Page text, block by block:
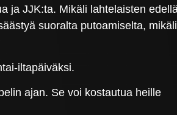
ja JJK:ta. Mikäli lahtelaisten
suoralta putoamiselta,
iltapäiväksi.
ajan. Se voi kostautua heille